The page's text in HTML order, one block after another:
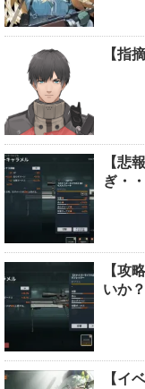
【指
【悲
ぎ・・
【攻
いか？
【イ